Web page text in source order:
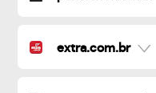
extra.com.br